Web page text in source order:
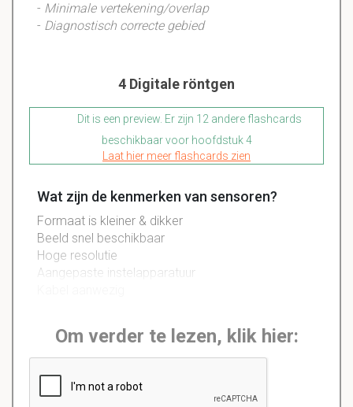
- Minimale vertekening/overlap
- Diagnostisch correcte gebied
4 Digitale röntgen
Dit is een preview. Er zijn 12 andere flashcards
beschikbaar voor hoofdstuk 4
Laat hier meer flashcards zien
Wat zijn de kenmerken van sensoren?
Formaat is kleiner & dikker
Beeld snel beschikbaar
Hoge resolutie
Aangepaste instelapparatuur
Om verder te lezen, klik hier: